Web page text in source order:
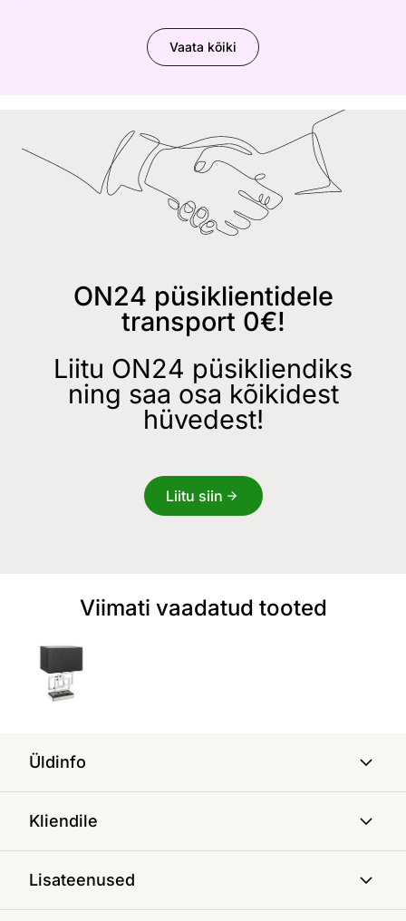
Vaata kõiki
ON24 püsiklientidele
transport 0€!
Liitu ON24 püsikliendiks
ning saa osa kõikidest
hüvedest!
Liitu siin
Viimati vaadatud tooted
Üldinfo
Kliendile
Lisateenused